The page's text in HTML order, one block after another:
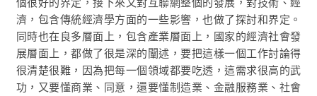
濟，包含傳統經濟學方面的一些影響，也做了探討和界定。
同時也在良多層面上，包含產業層面上，國家的經濟社會發
展層面上，都做了很是深的闡述，要把這樣一個工作討論得
很清楚很難，因為把每一個領域都要吃透，這需求很高的武
功，又要懂商業、同意，還要懂制造業、金融服務業、社會